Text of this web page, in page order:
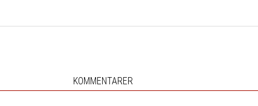
KOMMENTARER